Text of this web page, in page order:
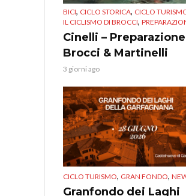
BICI, CICLO STORICA, CICLO
IL CICLISMO DI BROCCI,
Cinelli – Preparazione
Brocci & Martinelli
3 giorni ago
CICLO TURISMO, GRAN FONDO,
Granfondo dei Laghi